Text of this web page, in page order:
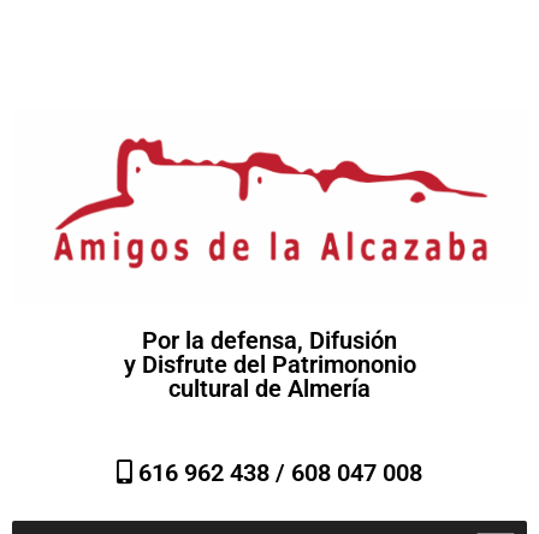
Por la defensa, Difusión
y Disfrute del Patrimononio
cultural de Almería
616 962 438 / 608 047 008